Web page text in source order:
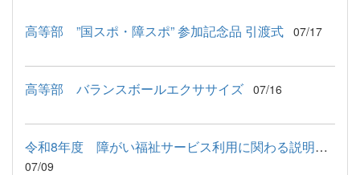
高等部 ”国スポ・障スポ” 参加記念品 引渡式 07/17
高等部 バランスボールエクササイズ 07/16
令和8年度 障がい福祉サービス利用に関わる説明会が行われました
07/09